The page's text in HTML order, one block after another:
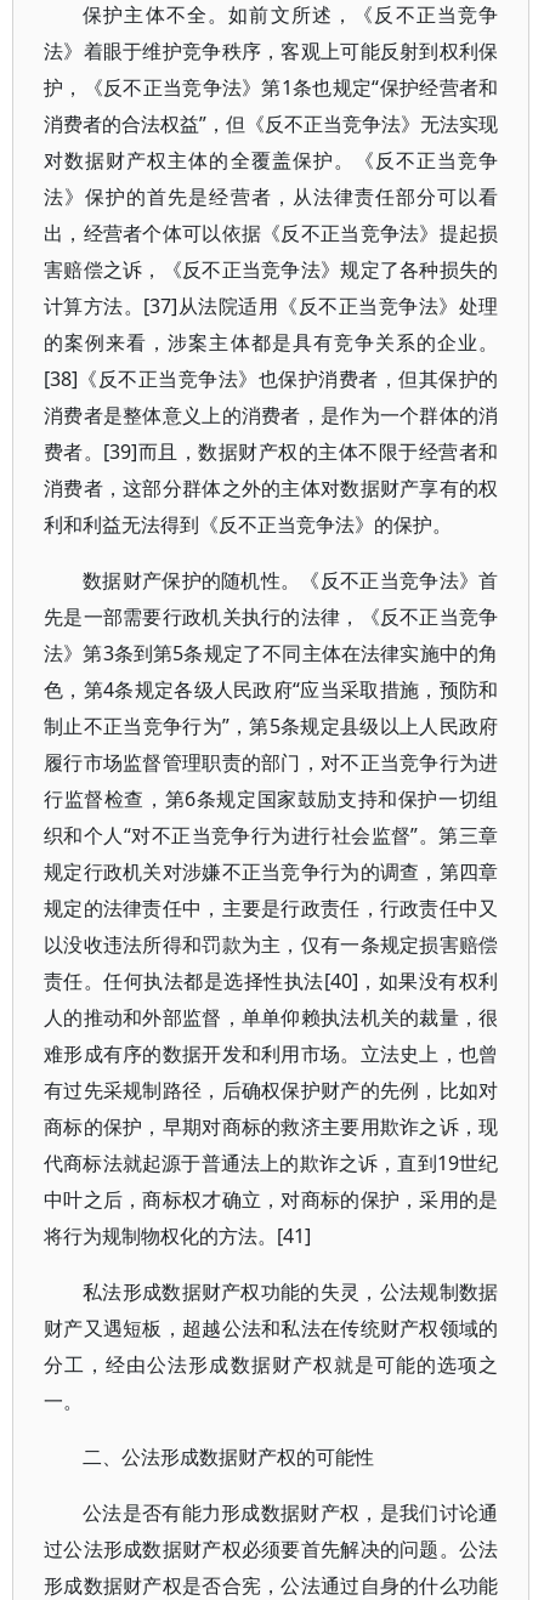
保护主体不全。如前文所述，《反不正当竞争
法》着眼于维护竞争秩序，客观上可能反射到权利保
护，《反不正当竞争法》第1条也规定“保护经营者和
消费者的合法权益”，但《反不正当竞争法》无法实现
对数据财产权主体的全覆盖保护。《反不正当竞争
法》保护的首先是经营者，从法律责任部分可以看
出，经营者个体可以依据《反不正当竞争法》提起损
害赔偿之诉，《反不正当竞争法》规定了各种损失的
计算方法。[37]从法院适用《反不正当竞争法》处理
的案例来看，涉案主体都是具有竞争关系的企业。
[38]《反不正当竞争法》也保护消费者，但其保护的
消费者是整体意义上的消费者，是作为一个群体的消
费者。[39]而且，数据财产权的主体不限于经营者和
消费者，这部分群体之外的主体对数据财产享有的权
利和利益无法得到《反不正当竞争法》的保护。
数据财产保护的随机性。《反不正当竞争法》首
先是一部需要行政机关执行的法律，《反不正当竞争
法》第3条到第5条规定了不同主体在法律实施中的角
色，第4条规定各级人民政府“应当采取措施，预防和
制止不正当竞争行为”，第5条规定县级以上人民政府
履行市场监督管理职责的部门，对不正当竞争行为进
行监督检查，第6条规定国家鼓励支持和保护一切组
织和个人“对不正当竞争行为进行社会监督”。第三章
规定行政机关对涉嫌不正当竞争行为的调查，第四章
规定的法律责任中，主要是行政责任，行政责任中又
以没收违法所得和罚款为主，仅有一条规定损害赔偿
责任。任何执法都是选择性执法[40]，如果没有权利
人的推动和外部监督，单单仰赖执法机关的裁量，很
难形成有序的数据开发和利用市场。立法史上，也曾
有过先采规制路径，后确权保护财产的先例，比如对
商标的保护，早期对商标的救济主要用欺诈之诉，现
代商标法就起源于普通法上的欺诈之诉，直到19世纪
中叶之后，商标权才确立，对商标的保护，采用的是
将行为规制物权化的方法。[41]
私法形成数据财产权功能的失灵，公法规制数据
财产又遇短板，超越公法和私法在传统财产权领域的
分工，经由公法形成数据财产权就是可能的选项之
一。
二、公法形成数据财产权的可能性
公法是否有能力形成数据财产权，是我们讨论通
过公法形成数据财产权必须要首先解决的问题。公法
形成数据财产权是否合宪，公法通过自身的什么功能